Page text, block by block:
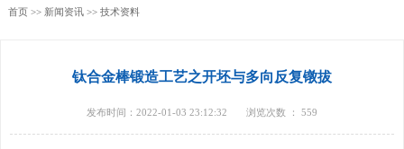
首页 >> 新闻资讯>> 技术资料
钛合金棒锻造工艺之开坯与多向反复镦拔
发布时间：2022-01-03 23:12:32 浏览次数 ： 559